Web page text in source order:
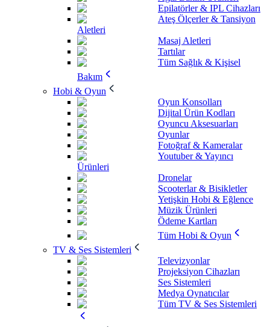
Epilatörler & IPL Cihazları
Ateş Ölçerler & Tansiyon
Aletleri
Masaj Aletleri
Tartılar
Tüm Sağlık & Kişisel
Bakım
Hobi & Oyun
Oyun Konsolları
Dijital Ürün Kodları
Oyuncu Aksesuarları
Oyunlar
Fotoğraf & Kameralar
Youtuber & Yayıncı
Ürünleri
Dronelar
Scooterlar & Bisikletler
Yetişkin Hobi & Eğlence
Müzik Ürünleri
Ödeme Kartları
Tüm Hobi & Oyun
TV & Ses Sistemleri
Televizyonlar
Projeksiyon Cihazları
Ses Sistemleri
Medya Oynatıcılar
Tüm TV & Ses Sistemleri